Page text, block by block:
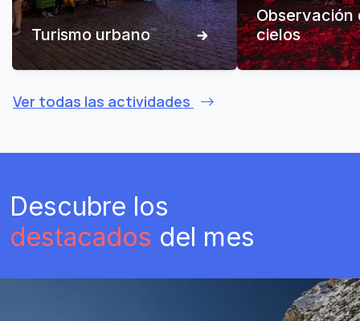
Turismo urbano
Observación
cielos
Ver todas las actividades
Descubre los
destacados del mes